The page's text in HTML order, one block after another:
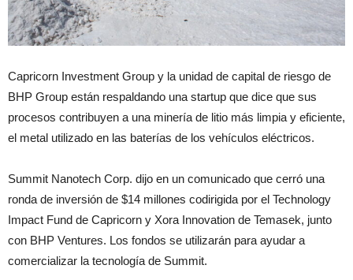
Capricorn Investment Group y la unidad de capital de riesgo de
BHP Group están respaldando una startup que dice que sus
procesos contribuyen a una minería de litio más limpia y eficiente,
el metal utilizado en las baterías de los vehículos eléctricos.
Summit Nanotech Corp. dijo en un comunicado que cerró una
ronda de inversión de $14 millones codirigida por el Technology
Impact Fund de Capricorn y Xora Innovation de Temasek, junto
con BHP Ventures. Los fondos se utilizarán para ayudar a
comercializar la tecnología de Summit.